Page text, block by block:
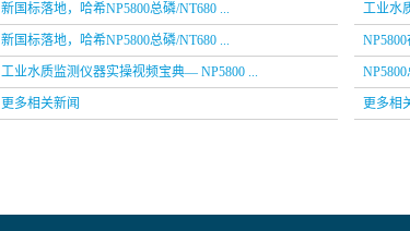
新国标落地，哈希NP5800总磷/NT680 ...
新国标落地，哈希NP5800总磷/NT680 ...
工业水质监测仪器实操视频宝典— NP5800 ...
更多相关新闻
工业水
更多相